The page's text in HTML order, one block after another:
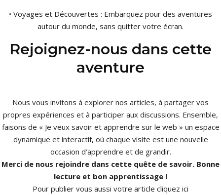
• Voyages et Découvertes : Embarquez pour des aventures
autour du monde, sans quitter votre écran.
Rejoignez-nous dans cette
aventure
Nous vous invitons à explorer nos articles, à partager vos
propres expériences et à participer aux discussions. Ensemble,
faisons de « Je veux savoir et apprendre sur le web » un espace
dynamique et interactif, où chaque visite est une nouvelle
occasion d’apprendre et de grandir.
Merci de nous rejoindre dans cette quête de savoir. Bonne
lecture et bon apprentissage !
Pour publier vous aussi votre article cliquez ici